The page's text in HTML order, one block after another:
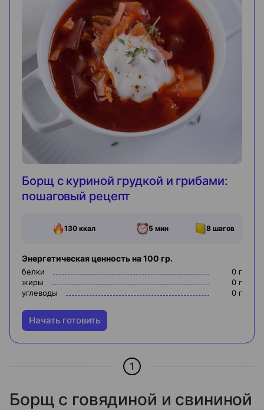
Борщ с куриной грудкой и грибами:
пошаговый рецепт
130ккал 5 мин 8 шагов
Энергетическая ценность на 100 гр.
белки 0 г
жиры
0 г
углеводы
0 г
Начать готовить
1
Борщ с говядиной и свининой